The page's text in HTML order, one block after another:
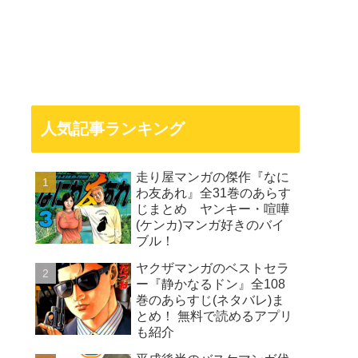
人気記事ランキング
走り屋マンガの傑作『なに
わ友あれ』全31巻のあらす
じまとめ ヤンキー・喧嘩
(ケンカ)マンガ好きのバイ
ブル！
ヤクザマンガのベストセラ
ー『静かなるドン』全108
巻のあらすじ(ネタバレ)ま
とめ！ 無料で読めるアプリ
も紹介